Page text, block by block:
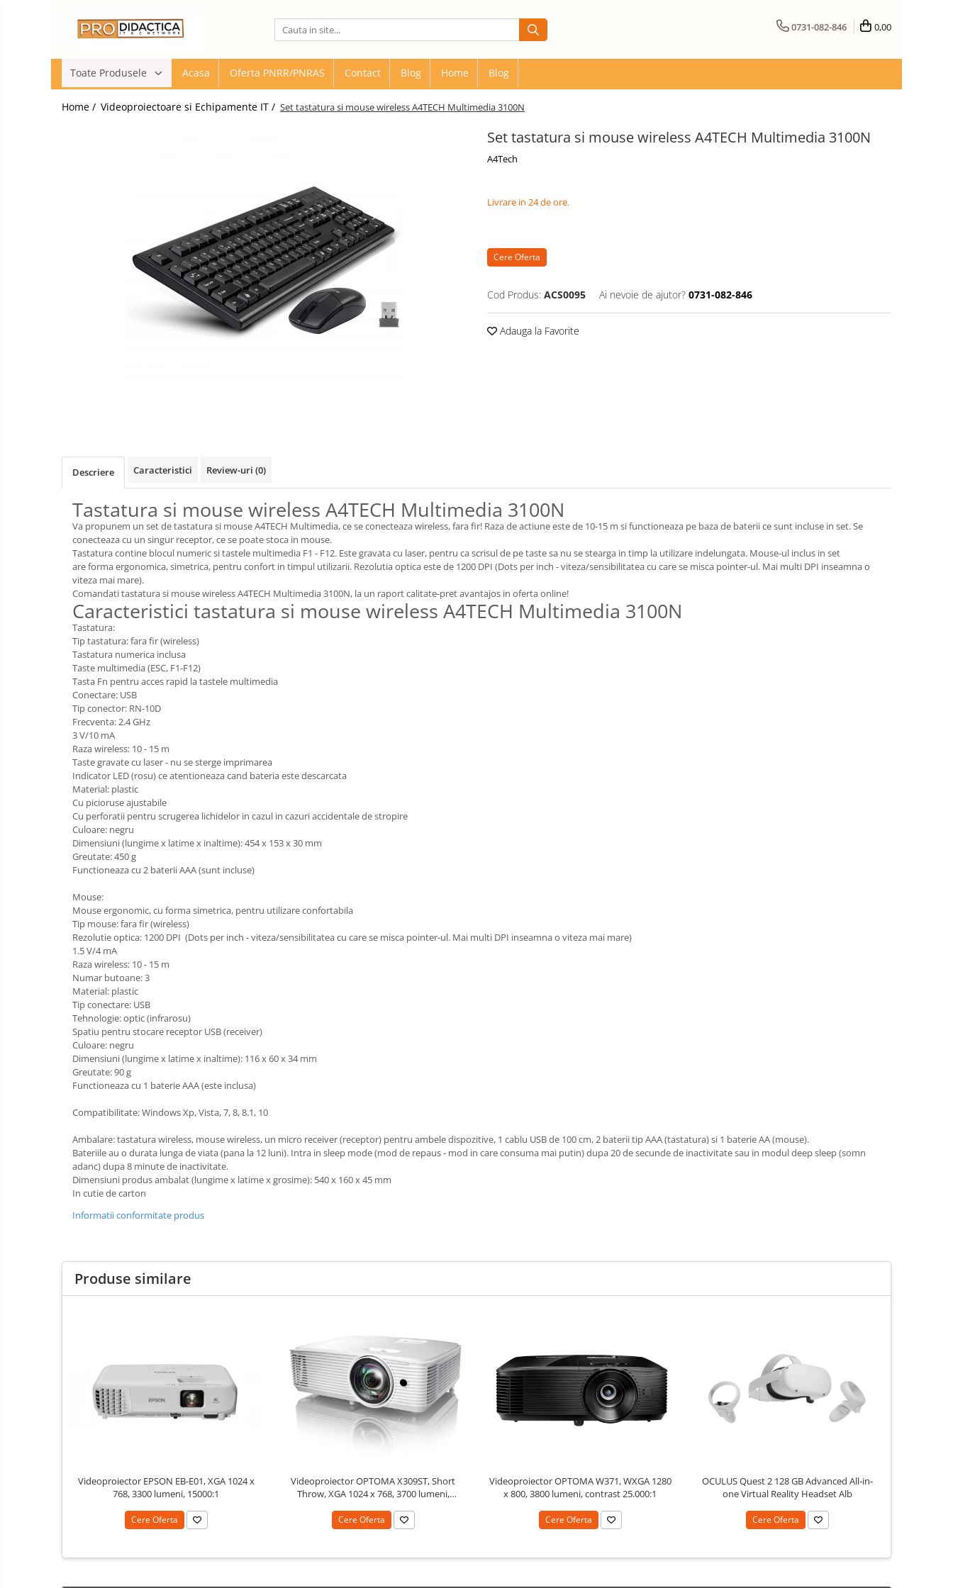
Oferta PNRR/PNRAS
Pachete Echipamente Sala Clasa
Boxe si Soundbar
Tehnologie Educationala
Ochelari VR-3D
Kit Robotic Educational
Software Educational
Oferta Mobilier Clasa
Table/Display-uri Interactive
Table Interactive
Display-uri Interactive
Accesorii/Standuri
Videoproiectoare
si
IT
Videoproiectoare
Videoproiectoare
Suporti si Accesorii
Videoproiectoare
Ecrane Proiectie
Laptopuri si Accesorii
Accesorii Laptopuri
All in One/PC
Tablete si Accesorii
Imprimante si Multifunctionale
Multifunctionale
Imprimante si Scanere 3D
Imprimante 3D
Videoconferinta si Colaborare
Camere Videoconferinta
Boxe si Soundbar
Kit Robotic Educational
Software Educational
Invatamant
Mobilier Cresa si Gradinita
Scaune Gradinita
Mobilier Depozitare
Dulapuri si Cuiere
Mobilier Scolar
Dulapuri,Biblioteci si Cuiere
Mobilier Laboratoare
Scaune si Fotolii
Materiale
Materiale Didactice si Jocuri
Birotica
Sale
0731-082-846 0,00
Toate Produsele Acasa Oferta PNRR/PNRAS Contact Blog Home Blog
Home / Videoproiectoare si Echipamente IT / Set tastatura si mouse wireless A4TECH Multimedia 3100N
Set tastatura si mouse wireless A4TECH Multimedia 3100N
A4Tech
Livrare in 24 de ore.
Cere Oferta
Cod Produs: ACS0095 Ai nevoie de ajutor? 0731-082-846
Adauga la Favorite
Descriere Caracteristici Review-uri (0)
Tastatura si mouse wireless A4TECH Multimedia 3100N
Va propunem un set de tastatura si mouse A4TECH Multimedia, ce se conecteaza wireless, fara fir! Raza de actiune este de 10-15 m si functioneaza pe baza de baterii ce sunt incluse in set. Se
conecteaza cu un singur receptor, ce se poate stoca in mouse.
Tastatura contine blocul numeric si tastele multimedia F1 - F12. Este gravata cu laser, pentru ca scrisul de pe taste sa nu se stearga in timp la utilizare indelungata. Mouse-ul inclus in set
are forma ergonomica, simetrica, pentru confort in timpul utilizarii. Rezolutia optica este de 1200 DPI (Dots per inch - viteza/sensibilitatea cu care se misca pointer-ul. Mai multi DPI inseamna o
viteza mai mare).
Comandati tastatura si mouse wireless A4TECH Multimedia 3100N, la un raport calitate-pret avantajos in oferta online!
Caracteristici tastatura si mouse wireless A4TECH Multimedia 3100N
Tastatura:
Tip tastatura: fara fir (wireless)
Tastatura numerica inclusa
Taste multimedia (ESC, F1-F12)
Tasta Fn pentru acces rapid la tastele multimedia
Conectare: USB
Tip conector: RN-10D
Frecventa: 2.4 GHz
3 V/10 mA
Raza wireless: 10 - 15 m
Taste gravate cu laser - nu se sterge imprimarea
Indicator LED (rosu) ce atentioneaza cand bateria este descarcata
Material: plastic
Cu picioruse ajustabile
Cu perforatii pentru scrugerea lichidelor in cazul in cazuri accidentale de stropire
Culoare: negru
Dimensiuni (lungime x latime x inaltime): 454 x 153 x 30 mm
Greutate: 450 g
Functioneaza cu 2 baterii AAA (sunt incluse)
Mouse:
Mouse ergonomic, cu forma simetrica, pentru utilizare confortabila
Tip mouse: fara fir (wireless)
Rezolutie optica: 1200 DPI (Dots per inch - viteza/sensibilitatea cu care se misca pointer-ul. Mai multi DPI inseamna o viteza mai mare)
1.5 V/4 mA
Raza wireless: 10 - 15 m
Numar butoane: 3
Material: plastic
Tip conectare: USB
Tehnologie: optic (infrarosu)
Spatiu pentru stocare receptor USB (receiver)
Culoare: negru
Dimensiuni (lungime x latime x inaltime): 116 x 60 x 34 mm
Greutate: 90 g
Functioneaza cu 1 baterie AAA (este inclusa)
Compatibilitate: Windows Xp, Vista, 7, 8, 8.1, 10
Ambalare: tastatura wireless, mouse wireless, un micro receiver (receptor) pentru ambele dispozitive, 1 cablu USB de 100 cm, 2 baterii tip AAA (tastatura) si 1 baterie AA (mouse).
Bateriile au o durata lunga de viata (pana la 12 luni). Intra in sleep mode (mod de repaus - mod in care consuma mai putin) dupa 20 de secunde de inactivitate sau in modul deep sleep (somn
adanc) dupa 8 minute de inactivitate.
Dimensiuni produs ambalat (lungime x latime x grosime): 540 x 160 x 45 mm
In cutie de carton
Informatii conformitate produs
Produse similare
Videoproiector EPSON EB-E01, XGA 1024 x
768, 3300 lumeni, 15000:1
Cere Oferta
Videoproiector OPTOMA X309ST, Short
Throw, XGA 1024 x 768, 3700 lumeni,
Cere Oferta
Videoproiector OPTOMA W371, WXGA 1280
x 800, 3800 lumeni, contrast 25.000:1
Cere Oferta
OCULUS Quest 2 128 GB Advanced All-in-
one Virtual Reality Headset Alb
Cere Oferta